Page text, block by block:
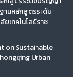
านหลักสูตรระดับ
เทคโนโลยีราช
on Sustainable
Urban